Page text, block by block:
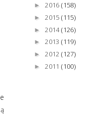
►2016(158)
► 2015(115)
► 2014(126)
►2013(119)
►2012(127)
► 2011(100)